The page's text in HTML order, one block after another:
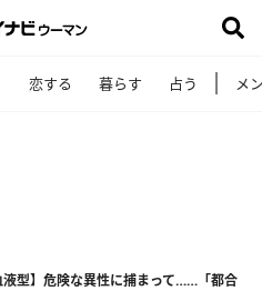
恋する 暮らす 占う メ
液型】危険な異性に捕まって……「都合